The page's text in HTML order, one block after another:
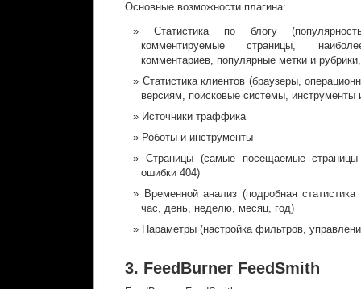
Основные возможности плагина:
Статистика по блогу
комментируемые страницы,
комментариев, популярные метки и
Статистика клиентов (браузеры,
версиям, поисковые системы, инструменты
Источники траффика
Роботы и инструменты
Страницы (самые посещаемые
ошибки 404)
Временной анализ (подробная
час, день, неделю, месяц, год)
Параметры (настройка фильтров,
3. FeedBurner FeedSmith